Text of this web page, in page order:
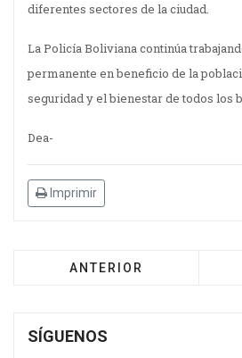
diferentes sectores de la ciudad.
La Policía Boliviana continúa
permanente en beneficio de la
seguridad y el bienestar de todos los
Dea-
Imprimir
ANTERIOR
SÍGUENOS